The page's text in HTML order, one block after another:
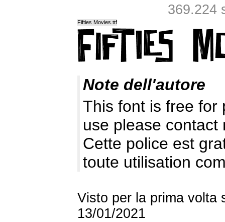
369.224
Fifties Movies.ttf
Note dell'autore
This font is free for
use please contact
Cette police est
toute utilisation
Visto per la prima volta
13/01/2021